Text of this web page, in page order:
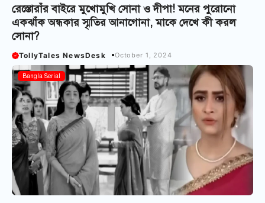
রেস্তোরাঁর বাইরে মুখোমুখি সোনা ও দীপা! মনের পুরোনো
একঝাঁক অন্ধকার স্মৃতির আনাগোনা, মাকে দেখে কী করল
সোনা?
TollyTales NewsDesk October 1, 2024
Bangla Serial